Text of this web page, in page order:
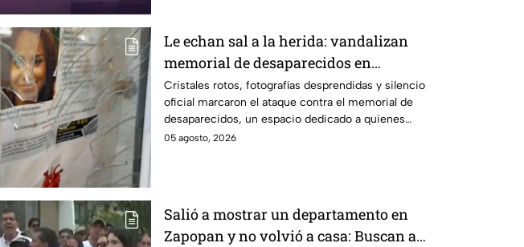
Le echan sal a la herida: vandalizan
memorial de desaparecidos en
Veracruz en medio de crisis
Cristales rotos, fotografías desprendidas y silencio
oficial marcaron el ataque contra el memorial de
desaparecidos, un espacio dedicado a quienes
siguen sin ser localizados.
05 agosto, 2026
Salió a mostrar un departamento en
Zapopan y no volvió a casa: Buscan a